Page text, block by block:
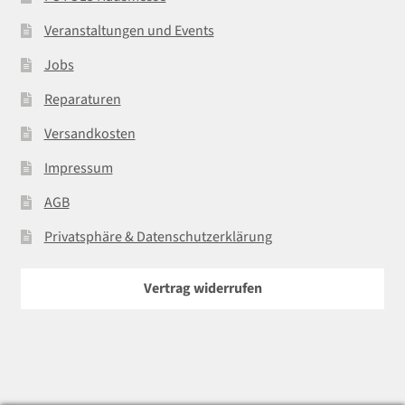
Veranstaltungen und Events
Jobs
Reparaturen
Versandkosten
Impressum
AGB
Privatsphäre & Datenschutzerklärung
Vertrag widerrufen